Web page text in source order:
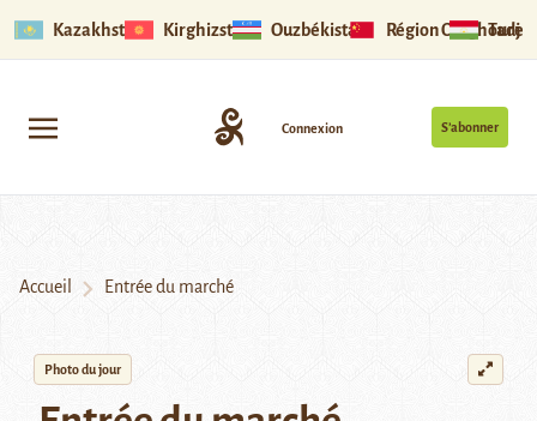
Kazakhstan Kirghizstan Ouzbékistan Région Ouïghoure
S’abonner
Connexion
Accueil Entrée du marché
Photo du jour